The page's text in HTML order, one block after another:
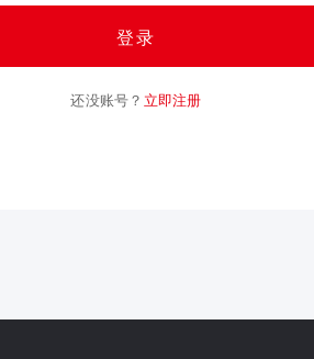
登录
还没账号？ 立即注册